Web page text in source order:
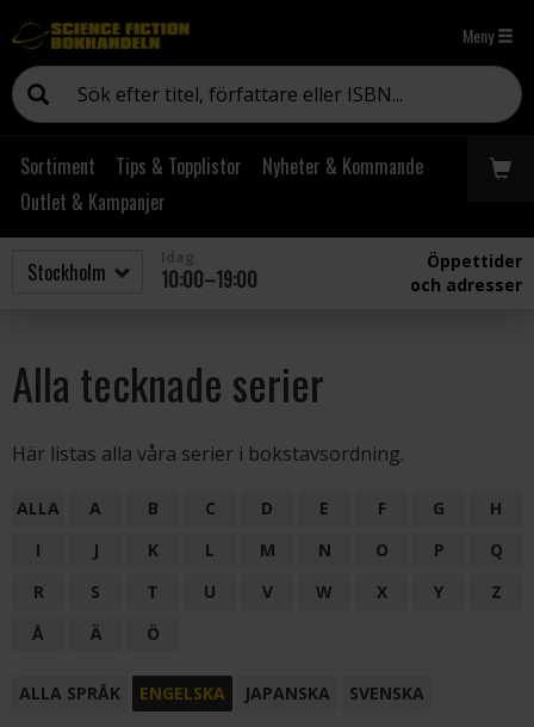
Meny
Sortiment Tips & Topplistor
Nyheter & Kommande
Outlet & Kampanjer
10:00–19:00
Öppettider
och adresser
Alla tecknade serier
Här listas alla våra serier i bokstavsordning.
ALLA A B C D E F G
H
I
J K L M N O P
Q
R
S T U V W X Y
Z
Å
Ä Ö
ALLA SPRÅK ENGELSKA JAPANSKA SVENSKA